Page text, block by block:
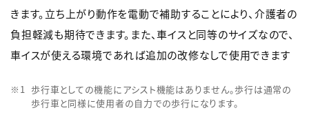
きます。立ち上がり動作を電動で補助することにより、介護者の
負担軽減も期待できます。また、車イスと同等のサイズなので、
車イスが使える環境であれば追加の改修なしで使用できます
歩行車としての機能にアシスト機能はありません。歩行は通常の
歩行車と同様に使用者の自力での歩行になります。